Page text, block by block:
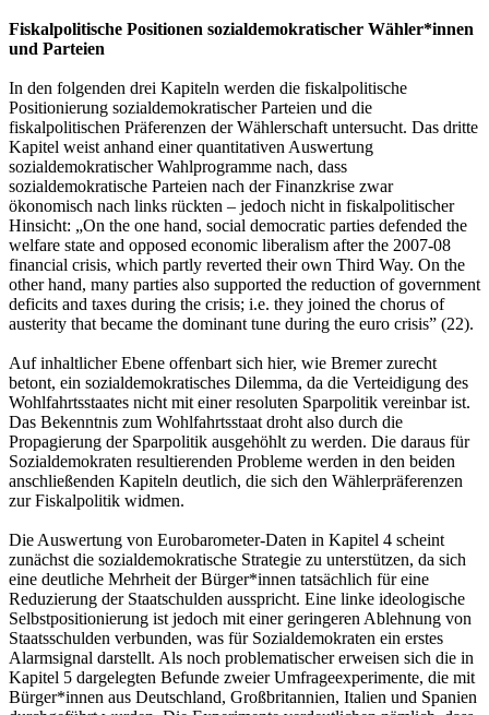
Fiskalpolitische Positionen sozialdemokratischer Wähler*innen
und Parteien
In den folgenden drei Kapiteln werden die fiskalpolitische
Positionierung sozialdemokratischer Parteien und die
fiskalpolitischen Präferenzen der Wählerschaft untersucht. Das dritte
Kapitel weist anhand einer quantitativen Auswertung
sozialdemokratischer Wahlprogramme nach, dass
sozialdemokratische Parteien nach der Finanzkrise zwar
ökonomisch nach links rückten – jedoch nicht in fiskalpolitischer
Hinsicht: „On the one hand, social democratic parties defended the
welfare state and opposed economic liberalism after the 2007-08
financial crisis, which partly reverted their own Third Way. On the
other hand, many parties also supported the reduction of government
deficits and taxes during the crisis; i.e. they joined the chorus of
austerity that became the dominant tune during the euro crisis” (22).
Auf inhaltlicher Ebene offenbart sich hier, wie Bremer zurecht
betont, ein sozialdemokratisches Dilemma, da die Verteidigung des
Wohlfahrtsstaates nicht mit einer resoluten Sparpolitik vereinbar ist.
Das Bekenntnis zum Wohlfahrtsstaat droht also durch die
Propagierung der Sparpolitik ausgehöhlt zu werden. Die daraus für
Sozialdemokraten resultierenden Probleme werden in den beiden
anschließenden Kapiteln deutlich, die sich den Wählerpräferenzen
zur Fiskalpolitik widmen.
Die Auswertung von Eurobarometer-Daten in Kapitel 4 scheint
zunächst die sozialdemokratische Strategie zu unterstützen, da sich
eine deutliche Mehrheit der Bürger*innen tatsächlich für eine
Reduzierung der Staatschulden ausspricht. Eine linke ideologische
Selbstpositionierung ist jedoch mit einer geringeren Ablehnung von
Staatsschulden verbunden, was für Sozialdemokraten ein erstes
Alarmsignal darstellt. Als noch problematischer erweisen sich die in
Kapitel 5 dargelegten Befunde zweier Umfrageexperimente, die mit
Bürger*innen aus Deutschland, Großbritannien, Italien und Spanien